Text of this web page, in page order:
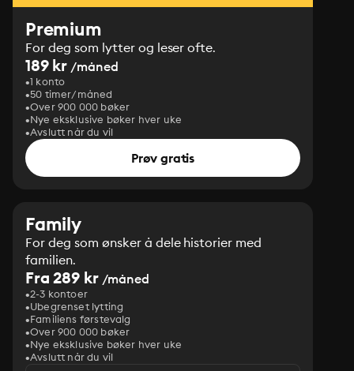
Premium
For deg som lytter og leser ofte.
189 kr /måned
1 konto
50 timer/måned
Over 900 000 bøker
Nye eksklusive bøker hver uke
Avslutt når du vil
Prøv gratis
Family
For deg som ønsker å dele historier med
familien.
Fra 289 kr/måned
2-3 kontoer
Ubegrenset lytting
Familiens førstevalg
Over 900 000 bøker
Nye eksklusive bøker hver uke
Avslutt når du vil